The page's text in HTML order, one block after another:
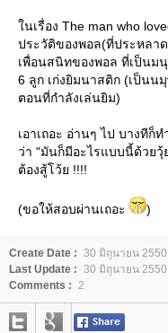
นเรื่อง The man who
ประวัติของพอล(ที่ประหลา
เพื่อนสนิทของพอล ที่เป็นม
6 ลูก เก่งยิมนาสติก (เป็น
ตอนที่กำลังเล่นยิม)
เอาเถอะ อ่านๆ ไป บางทีก็
ว่า "มันก็มีอะไรแบบนี้ด้วยวุ้
ต้องสู้โว้ย !!!!
(ขอให้สอบผ่านเถอะ )
Create Date : 30 มิถุนายน 2550
Last Update : 30 มิถุนายน
Comments : 2